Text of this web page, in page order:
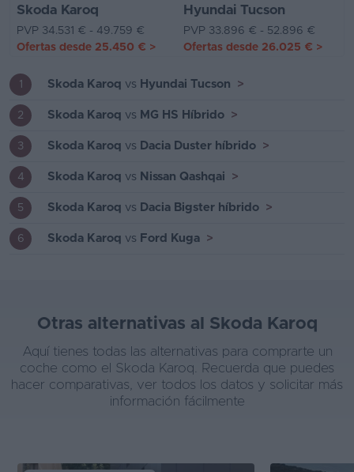
Skoda Karoq Hyundai Tucson
PVP 34.531 € - 49.759 €
PVP 33.896 € - 52.896 €
Ofertas desde 25.450 € > Ofertas desde 26.025 € >
1 Skoda Karoq vs Hyundai Tucson >
2 Skoda Karoq vs MG HS Híbrido >
3 Skoda Karoq vs Dacia Duster híbrido >
4 Skoda Karoq vs Nissan Qashqai >
5 Skoda Karoq vs Dacia Bigster híbrido >
6 Skoda Karoq vs Ford Kuga >
Otras alternativas al Skoda Karoq
Aquí tienes todas las alternativas para comprarte un
coche como el Skoda Karoq. Recuerda que puedes
hacer comparativas, ver todos los datos y solicitar más
información fácilmente